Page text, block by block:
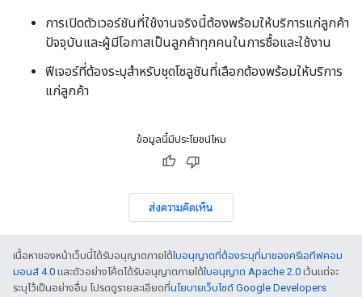
การเปิดตัวเวอร์ชันที่ใช้งานจริงนี้ต้องพร้อมให้บริการแก่ลูกค้า
ปัจจุบันและผู้มีโอกาสเป็นลูกค้าทุกคนในการซื้อและใช้งาน
ฟีเจอร์ที่ต้องระบุสำหรับชุดโซลูชันที่เลือกต้องพร้อมให้บริการ
แก่ลูกค้า
ข้อมูลนี้มีประโยชน์ไหม
ส่งความคิดเห็น
เนื้อหาของหน้าเว็บนี้ได้รับอนุญาตภายใต้ใบอนุญาตที่ต้องระบุที่มาของครีเอทีฟคอม
มอนส์ 4.0 และตัวอย่างโค้ดได้รับอนุญาตภายใต้ใบอนุญาต Apache 2.0 เว้นแต่จะ
ระบุไว้เป็นอย่างอื่น โปรดดูรายละเอียดที่นโยบายเว็บไซต์ Google Developers